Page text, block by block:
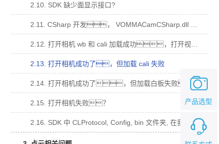
2.10. SDK 缺少面显示接口?
2.13. 打开相机成功了，但加载 cali 失败
2.14. 打开相机成功了，但加载白板失败。
2.15. 打开相机失败？
2.16. SDK 中 CLProtocol, Config, bin 文件夹, 在我的工程中的用法？
产品选型